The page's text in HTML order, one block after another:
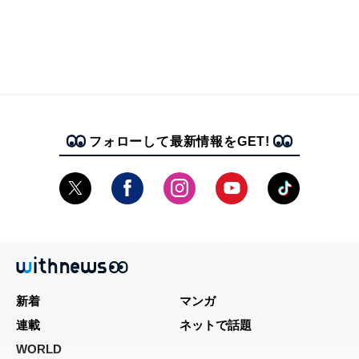
フォローして最新情報をGET!
新着
マンガ
連載
ネットで話題
WORLD